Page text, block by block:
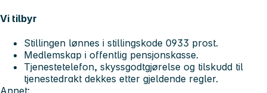
Vi tilbyr
Stillingen lønnes i stillingskode 0933 prost.
Medlemskap i offentlig pensjonskasse.
Tjenestetelefon, skyssgodtgjørelse og tilskudd til
tjenestedrakt dekkes etter gjeldende regler.
Annet: